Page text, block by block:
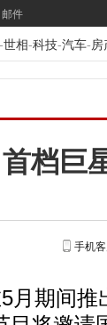
邮件
-世相-科技-汽车-房
档巨
手机
期间推